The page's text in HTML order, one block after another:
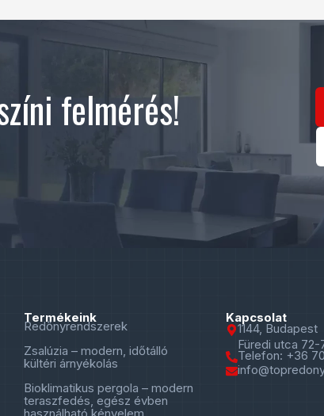
felmérés!
Termékeink
Redőnyrendszerek
Zsalúzia – modern, időtálló
kültéri árnyékolás
Bioklimatikus pergola – modern
teraszfedés, egész évben
Kapcsolat
1144, Budapest
Füredi utca 72-
Telefon: +36